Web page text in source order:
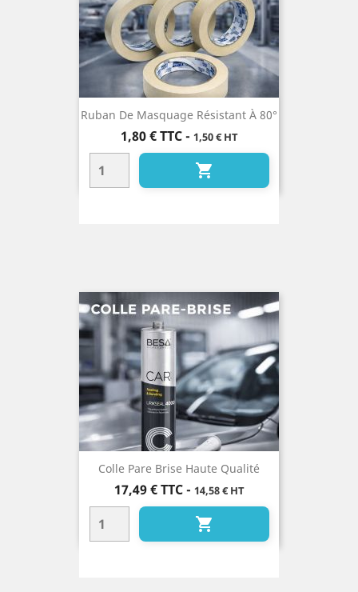
Ruban De Masquage Résistant À 80°
Prix
1,80 € TTC- 1,50 € HT

Colle Pare Brise Haute Qualité
Prix
17,49 € TTC- 14,58 € HT
